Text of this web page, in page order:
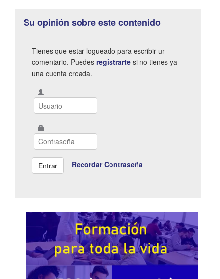
Su opinión sobre este contenido
Tienes que estar logueado para escribir un
comentario. Puedes registrarte si no tienes ya
una cuenta creada.
Recordar Contraseña